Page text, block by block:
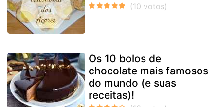
Os 10 bolos de
chocolate mais famosos
do mundo (e suas
receitas)!